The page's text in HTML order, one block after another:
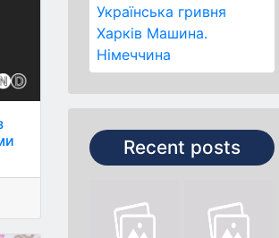
Українська гривня
Харків Машина.
Німеччина
Recent posts